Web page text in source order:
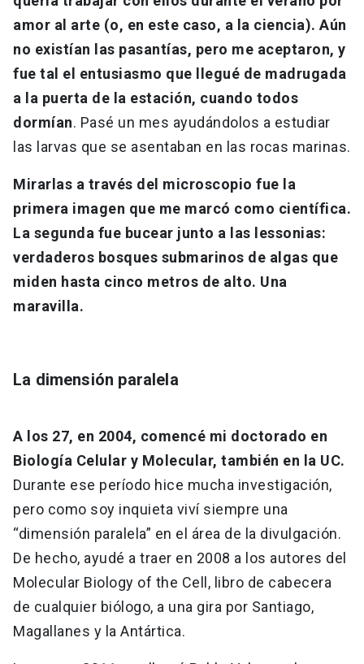
amor al arte (o, en este caso, a la ciencia). Aún
no existían las pasantías, pero me aceptaron, y
fue tal el entusiasmo que llegué de madrugada
a la puerta de la estación, cuando todos
dormían. Pasé un mes ayudándolos a estudiar
las larvas que se asentaban en las rocas marinas.
Mirarlas a través del microscopio fue la
primera imagen que me marcó como científica.
La segunda fue bucear junto a las lessonias:
verdaderos bosques submarinos de algas que
miden hasta cinco metros de alto. Una
maravilla.
La dimensión paralela
A los 27, en 2004, comencé mi doctorado en
Biología Celular y Molecular, también en la UC.
Durante ese período hice mucha investigación,
pero como soy inquieta viví siempre una
“dimensión paralela” en el área de la divulgación.
De hecho, ayudé a traer en 2008 a los autores del
Molecular Biology of the Cell, libro de cabecera
de cualquier biólogo, a una gira por Santiago,
Magallanes y la Antártica.